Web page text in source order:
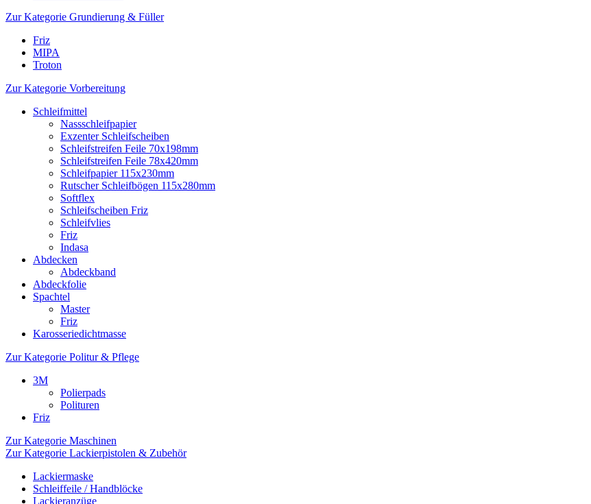
Zur Kategorie Grundierung & Füller
Friz
MIPA
Troton
Zur Kategorie Vorbereitung
Schleifmittel
Nassschleifpapier
Exzenter Schleifscheiben
Schleifstreifen Feile 70x198mm
Schleifstreifen Feile 78x420mm
Schleifpapier 115x230mm
Rutscher Schleifbögen 115x280mm
Softflex
Schleifscheiben Friz
Schleifvlies
Friz
Indasa
Abdecken
Abdeckband
Abdeckfolie
Spachtel
Master
Friz
Karosseriedichtmasse
Zur Kategorie Politur & Pflege
3M
Polierpads
Polituren
Friz
Zur Kategorie Maschinen
Zur Kategorie Lackierpistolen & Zubehör
Lackiermaske
Schleiffeile / Handblöcke
Lackieranzüge